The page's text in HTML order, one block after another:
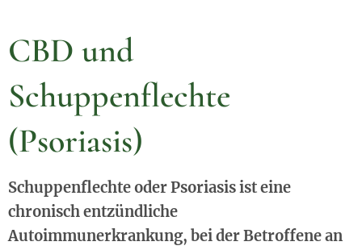
CBD und
Schuppenflechte
(Psoriasis)
Schuppenflechte oder Psoriasis ist eine
chronisch entzündliche
Autoimmunerkrankung, bei der Betroffene an